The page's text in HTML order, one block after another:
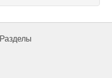
Разделы